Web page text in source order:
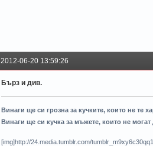
2012-06-20 13:59:26
Бърз и див.
Винаги ще си грозна за кучките, които не те
Винаги ще си кучка за мъжете, които не могат
[img]http://24.media.tumblr.com/